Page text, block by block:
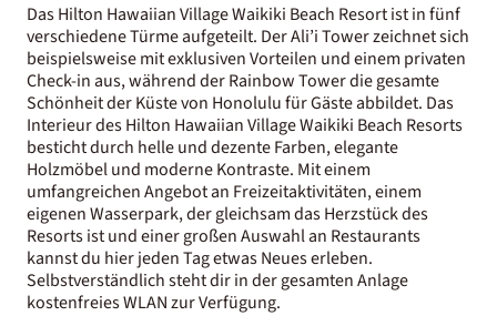
Das Hilton Hawaiian Village Waikiki Beach Resort ist in fünf
verschiedene Türme aufgeteilt. Der Ali’i Tower zeichnet sich
beispielsweise mit exklusiven Vorteilen und einem privaten
Check-in aus, während der Rainbow Tower die gesamte
Schönheit der Küste von Honolulu für Gäste abbildet. Das
Interieur des Hilton Hawaiian Village Waikiki Beach Resorts
besticht durch helle und dezente Farben, elegante
Holzmöbel und moderne Kontraste. Mit einem
umfangreichen Angebot an Freizeitaktivitäten, einem
eigenen Wasserpark, der gleichsam das Herzstück des
Resorts ist und einer großen Auswahl an Restaurants
kannst du hier jeden Tag etwas Neues erleben.
Selbstverständlich steht dir in der gesamten Anlage
kostenfreies WLAN zur Verfügung.